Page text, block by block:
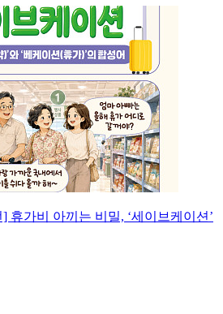
휴가비 아끼는 비밀, ‘세이브케이션’